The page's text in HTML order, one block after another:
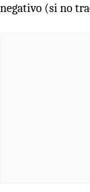
negativo (si no